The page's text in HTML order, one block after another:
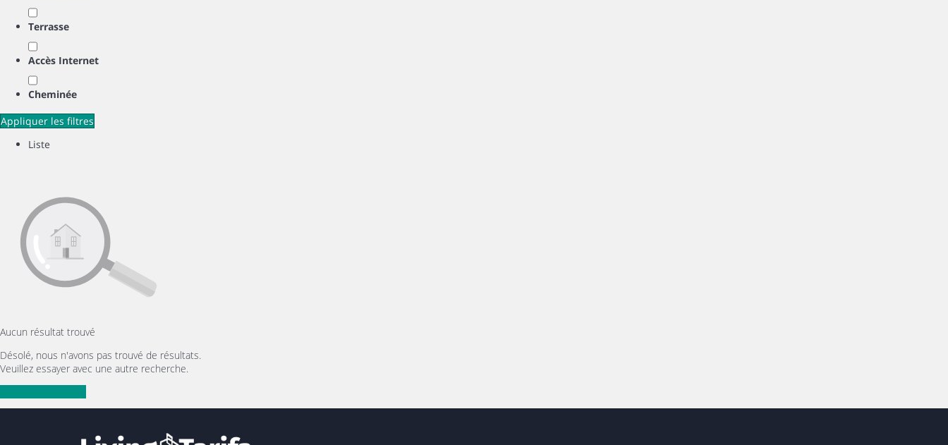
Terrasse
Accès Internet
Cheminée
Appliquer les filtres
Liste
Aucun résultat trouvé
Désolé, nous n'avons pas trouvé de résultats.
Veuillez essayer avec une autre recherche.